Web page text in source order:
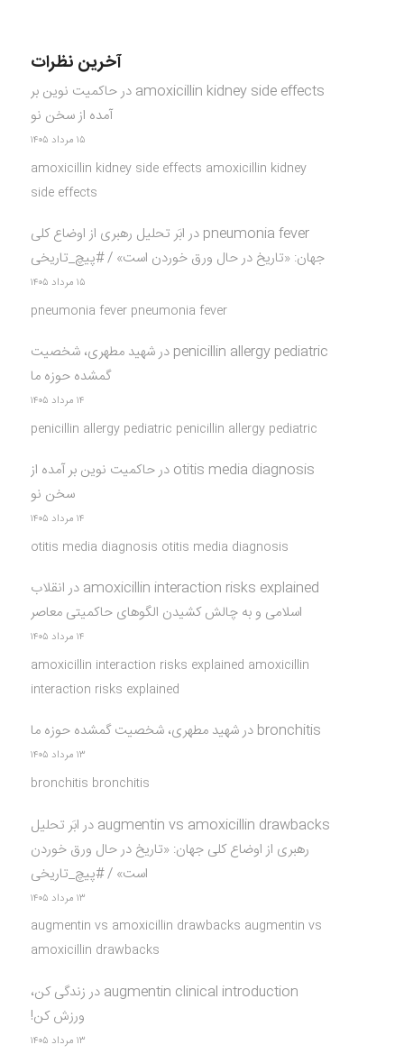
آخرین نظرات
amoxicillin kidney side effects درحاکمیت نوین بر
آمده از سخن نو
۱۵ مرداد ۱۴۰۵
amoxicillin kidney side effects amoxicillin kidney
side effects
pneumonia fever درابَر تحلیل رهبری از اوضاع کلی
جهان: «تاریخ در حال ورق خوردن است» / #پیچ_تاریخی
۱۵ مرداد ۱۴۰۵
pneumonia fever pneumonia fever
penicillin allergy pediatric درشهید مطهری، شخصیت
گمشده حوزه ما
۱۴ مرداد ۱۴۰۵
penicillin allergy pediatric penicillin allergy pediatric
otitis media diagnosis درحاکمیت نوین بر آمده از
سخن نو
۱۴ مرداد ۱۴۰۵
otitis media diagnosis otitis media diagnosis
amoxicillin interaction risks explained درانقلاب
اسلامی و به چالش کشیدن الگوهای حاکمیتی معاصر
۱۴ مرداد ۱۴۰۵
amoxicillin interaction risks explained amoxicillin
interaction risks explained
bronchitis درشهید مطهری، شخصیت گمشده حوزه ما
۱۳ مرداد ۱۴۰۵
bronchitis bronchitis
augmentin vs amoxicillin drawbacks در ابَر تحلیل
رهبری از اوضاع کلی جهان: «تاریخ در حال ورق خوردن
است» / #پیچ_تاریخی
۱۳ مرداد ۱۴۰۵
augmentin vs amoxicillin drawbacks augmentin vs
amoxicillin drawbacks
augmentin clinical introduction در زندگی کن،
ورزش کن!
۱۳ مرداد ۱۴۰۵